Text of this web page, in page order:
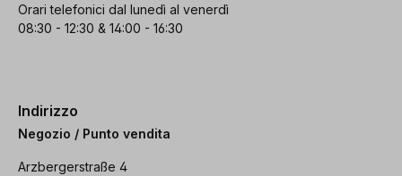
Orari telefonici dal lunedì al venerdì
08:30 - 12:30 & 14:00 - 16:30
Indirizzo
Negozio / Punto vendita
Arzbergerstraße 4